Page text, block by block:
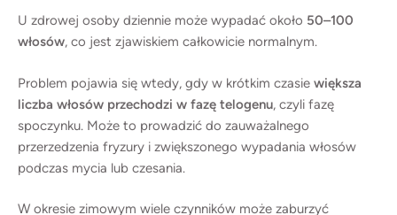
U zdrowej osoby dziennie może wypadać około 50–100
włosów, co jest zjawiskiem całkowicie normalnym.
Problem pojawia się wtedy, gdy w krótkim czasie większa
liczba włosów przechodzi w fazę telogenu, czyli fazę
spoczynku. Może to prowadzić do zauważalnego
przerzedzenia fryzury i zwiększonego wypadania włosów
podczas mycia lub czesania.
W okresie zimowym wiele czynników może zaburzyć